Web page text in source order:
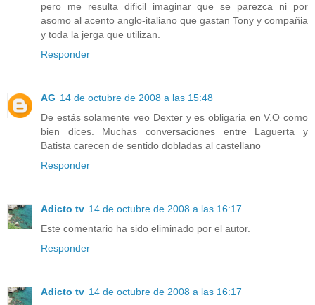
pero me resulta dificil imaginar que se parezca ni por
asomo al acento anglo-italiano que gastan Tony y compañia
y toda la jerga que utilizan.
Responder
AG 14 de octubre de 2008 a las 15:48
De estás solamente veo Dexter y es obligaria en V.O como
bien dices. Muchas conversaciones entre Laguerta y
Batista carecen de sentido dobladas al castellano
Responder
Adicto tv 14 de octubre de 2008 a las 16:17
Este comentario ha sido eliminado por el autor.
Responder
Adicto tv 14 de octubre de 2008 a las 16:17